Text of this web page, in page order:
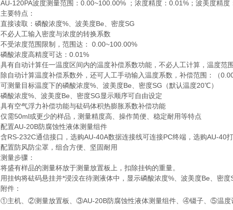
AU-120PA波度测量范围：0.00~100.00% ；浓度精度：0.01%；波美度精
主要特点：
直接读取：磷酸浓度%、波美度Be、密度SG
不必人工输入密度与浓度的转换系数
不受浓度范围限制，范围达： 0.00~100.00%
磷酸浓度高精度可达：0.01%
具有自动计算任一温度区间内的温度补偿系数功能，不必人工计算，温度范
除自动计算温度补偿系数外，还可人工手动输入温度系数，补偿范围：（
可测量目标温度下的磷酸浓度%、波美度Be、密度SG（默认温度20℃）
磷酸浓度%、波美度Be、密度SG显示顺序可自由设定
具有空气浮力补偿功能与砝码体积热膨胀系数补偿功能
仅需50ml或更少的样品，测量精度高、操作简便、稳定耐用等特点
配置AU-20B防腐蚀性液体测量组件
含RS-232C通信接口，选购AU-40A数据连接线可连接PC终端，选购AU-40
配置防风防尘罩，组合方便、坚固耐用
测量步骤：
将盛有样品的测量杯放于测量放置板上，扣除挂钩的重量。
用挂钩将砝码悬挂并*浸没在待测液体中，显示磷酸浓度%、波美度Be、密度
附件：
①主机、②测量放置板、③AU-20B防腐蚀性液体测量组件、④镊子、⑤温